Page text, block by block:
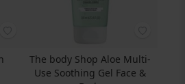
The body Shop Aloe Multi-
Use Soothing Gel Face &